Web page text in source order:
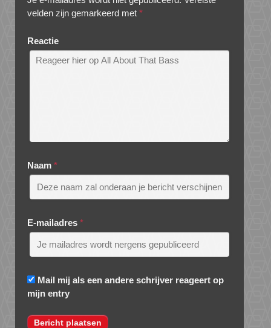
velden zijn gemarkeerd met *
Reactie
Naam *
E-mailadres *
Mail mij als een andere schrijver reageert op
mijn entry